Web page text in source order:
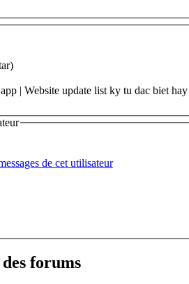
| Website update list ky tu dac biet
de cet utilisateur
forums